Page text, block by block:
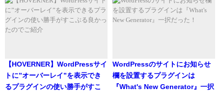
【HOVERNER】WordPressサイ
トに”オーバーレイ”を表示でき
るプラグインの使い勝手がすこ
WordPressのサイトにお知らせ
欄を設置するプラグインは
『What's New Generator』一択